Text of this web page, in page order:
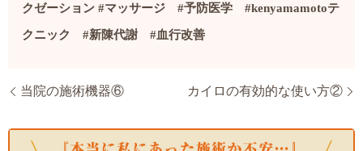
クゼーション #マッサージ#予防医学#kenyamamotoテ
クニック#新陳代謝#血行改善
当院の施術機器⑥ カイロの有効的な使い方②